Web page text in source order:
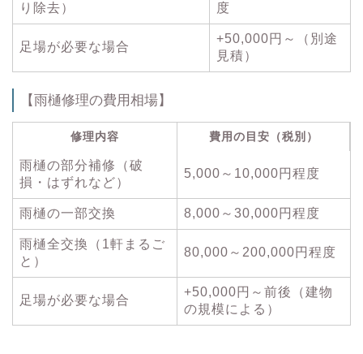
り除去）
度
足場が必要な場合
+50,000円～（別途
見積）
【雨樋修理の費用相場】
修理内容 費用の目安（税別）
雨樋の部分補修（破
損・はずれなど）
5,000～10,000円程度
雨樋の一部交換 8,000～30,000円程度
雨樋全交換（1軒まるご
と）
80,000～200,000円程度
足場が必要な場合
+50,000円～前後（建物
の規模による）